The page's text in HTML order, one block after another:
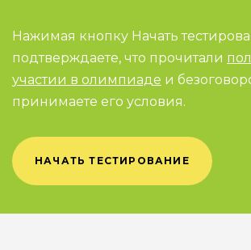
Нажимая кнопку Начать
подтверждаете, что прочитали
участии в олимпиаде и
принимаете его условия.
НАЧАТЬ ТЕСТИРОВАНИЕ